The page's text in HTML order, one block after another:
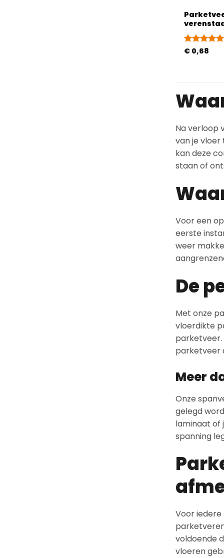
Gewaardeerd
€ 0,68
Na verloop
van je
kan deze
staan of
Voor een
eerste
weer
De
Met onze
vloerdikte
parketveer.
parketveer
Meer
Onze
gelegd
laminaat of
spanning
Voor
voldoende
vloeren